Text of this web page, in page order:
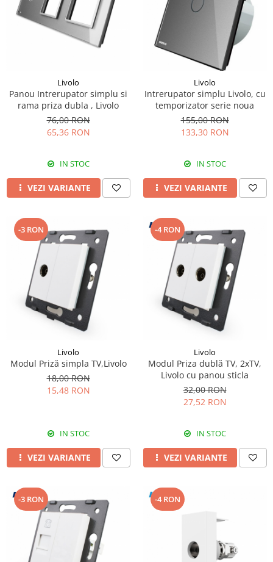
Livolo
Panou Intrerupator simplu si
rama priza dubla , Livolo
76,00 RON
65,36 RON
IN STOC
VEZI VARIANTE
Livolo
Intrerupator simplu Livolo, cu
temporizator serie noua
155,00 RON
133,30 RON
IN STOC
VEZI VARIANTE
-3 RON
Livolo
Modul Priză simpla TV,Livolo
18,00 RON
15,48 RON
IN STOC
VEZI VARIANTE
-4 RON
Livolo
Modul Priza dublă TV, 2xTV,
Livolo cu panou sticla
32,00 RON
27,52 RON
IN STOC
VEZI VARIANTE
-3 RON -4 RON